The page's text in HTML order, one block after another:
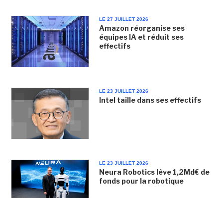
LE 27 JUILLET 2026
Amazon réorganise ses
équipes IA et réduit ses
effectifs
LE 23 JUILLET 2026
Intel taille dans ses effectifs
LE 23 JUILLET 2026
Neura Robotics lève 1,2Md€ de
fonds pour la robotique